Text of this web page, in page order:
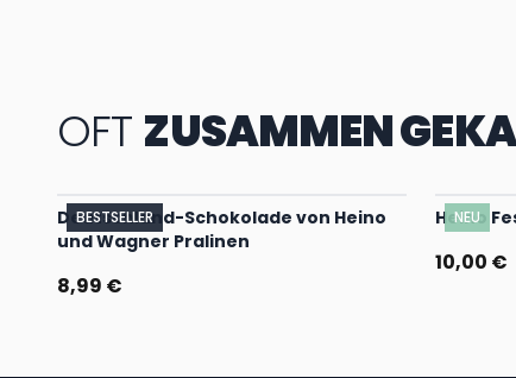
OFT ZUSAMMEN
BESTSELLER
Deutschland-Schokolade von Heino
und Wagner Pralinen
8,99 €
NEU
Heino
10,00 €